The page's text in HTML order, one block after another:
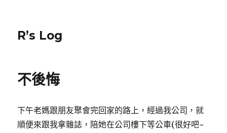
R’s Log
不後悔
下午老媽跟朋友聚會完回家的路上，經過我公司，就
順便來跟我拿雜誌，陪她在公司樓下等公車(很好吧~